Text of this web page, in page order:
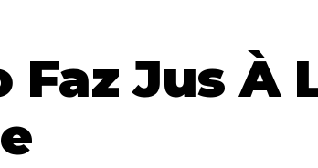
Faz Jus À